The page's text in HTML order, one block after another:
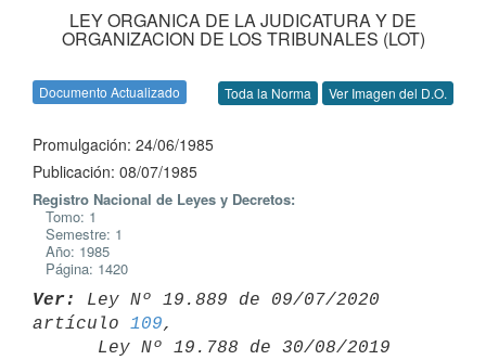
LEY ORGANICA DE LA JUDICATURA Y DE
ORGANIZACION DE LOS TRIBUNALES (LOT)
Documento Actualizado Toda la Norma Ver Imagen del D.O.
Promulgación: 24/06/1985
Publicación: 08/07/1985
Registro Nacional de Leyes y Decretos:
Tomo: 1
Semestre: 1
Año: 1985
Página: 1420
Ver:
Ley Nº 19.889 de 09/07/2020
artículo 109,